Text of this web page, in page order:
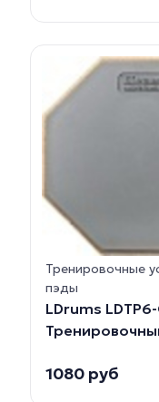
Тренировочные
пэды
LDrums LDTP6-
1080 руб